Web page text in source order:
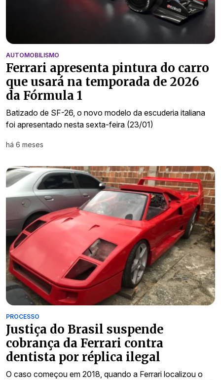
AUTOMOBILISMO
Ferrari apresenta pintura do carro
que usará na temporada de 2026
da Fórmula 1
Batizado de SF-26, o novo modelo da escuderia italiana
foi apresentado nesta sexta-feira (23/01)
há 6 meses
PROCESSO
Justiça do Brasil suspende
cobrança da Ferrari contra
dentista por réplica ilegal
O caso começou em 2018, quando a Ferrari localizou o